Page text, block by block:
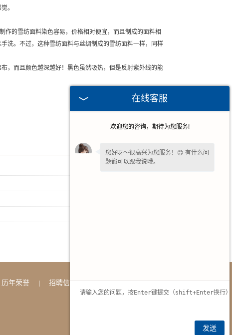
。
的雪纺面料染色容易，价格相对便宜，而且制成的面料相
洗。不过，这种雪纺面料与丝绸制成的雪纺面料一样，同样
而且颜色越深越好！黑色虽然吸热，但是反射紫外线的能
历年荣誉 招聘信息 | 联系方式
在线客服
欢迎您的咨询，期待为您服务!
您好呀～很高兴为您服务！😊 有什么问
题都可以跟我说哦。
发送